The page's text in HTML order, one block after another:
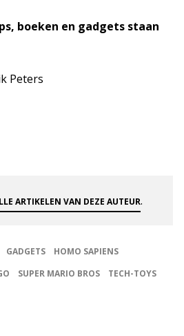
boeken en gadgets staan
Peters
ARTIKELEN VAN DEZE AUTEUR.
GADGETS
HOMO SAPIENS
SUPER MARIO BROS TECH-TOYS